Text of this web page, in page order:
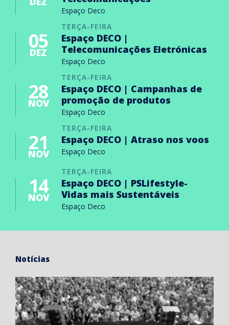
Espaço Deco
TERÇA-FEIRA
05
DEZ
Espaço DECO |
Telecomunicações Eletrónicas
Espaço Deco
TERÇA-FEIRA
28
NOV
Espaço DECO | Campanhas de
promoção de produtos
Espaço Deco
TERÇA-FEIRA
21
NOV
Espaço DECO | Atraso nos voos
Espaço Deco
TERÇA-FEIRA
14
NOV
Espaço DECO | PSLifestyle-
Vidas mais Sustentáveis
Espaço Deco
Notícias